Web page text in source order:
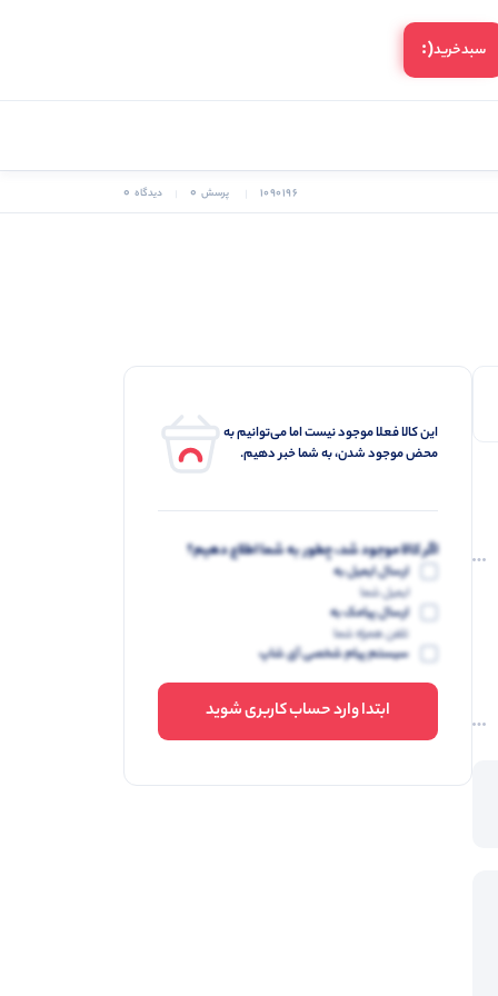
سبد‌خرید(:
1090196 پرسش 0 دیدگاه 0
این کالا فعلا موجود نیست اما می‌توانیم به
محض موجود شدن، به شما خبر دهیم.
اگر کالا موجود شد، چطور به شما اطلاع دهیم؟
ارسال ایمیل به
ایمیل شما
ارسال پیامک به
تلفن همراه شما
سیستم پیام شخصی آی شاپ
ابتدا وارد حساب کاربری شوید